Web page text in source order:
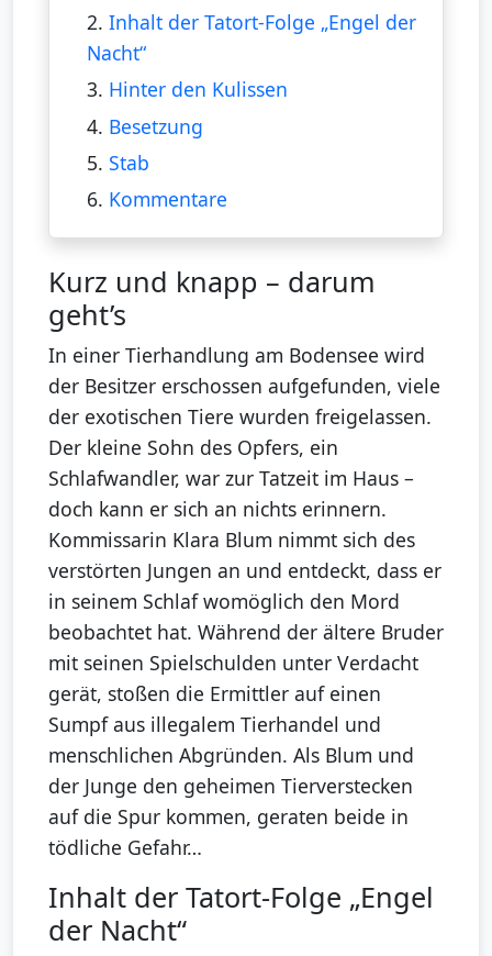
2. Inhalt der Tatort-Folge „Engel der
Nacht“
3. Hinter den Kulissen
4. Besetzung
5. Stab
6. Kommentare
Kurz und knapp – darum
geht’s
In einer Tierhandlung am Bodensee wird
der Besitzer erschossen aufgefunden, viele
der exotischen Tiere wurden freigelassen.
Der kleine Sohn des Opfers, ein
Schlafwandler, war zur Tatzeit im Haus –
doch kann er sich an nichts erinnern.
Kommissarin Klara Blum nimmt sich des
verstörten Jungen an und entdeckt, dass er
in seinem Schlaf womöglich den Mord
beobachtet hat. Während der ältere Bruder
mit seinen Spielschulden unter Verdacht
gerät, stoßen die Ermittler auf einen
Sumpf aus illegalem Tierhandel und
menschlichen Abgründen. Als Blum und
der Junge den geheimen Tierverstecken
auf die Spur kommen, geraten beide in
tödliche Gefahr…
Inhalt der Tatort-Folge „Engel
der Nacht“